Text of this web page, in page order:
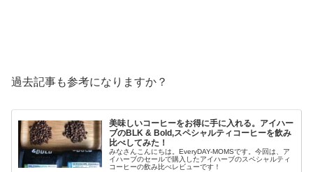
過去記事も参考になりますか？
美味しいコーヒーをお得に手に入れる。アイハー
ブのBLK & Bold,スペシャルティコーヒーを飲み
比べしてみた！
みなさんこんにちは。EveryDAY-MOMSです。今回は、ア
イハーブのセールで購入したアイハーブのスペシャルティ
コーヒーの飲み比べレビューです！